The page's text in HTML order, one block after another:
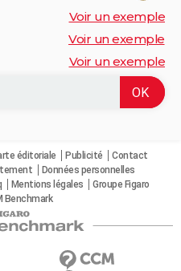
Voir un exemple
Voir un exemple
Voir un exemple
éditoriale Publicité
Contact
Données personnelles
Mentions légales
Groupe Figaro
Benchmark